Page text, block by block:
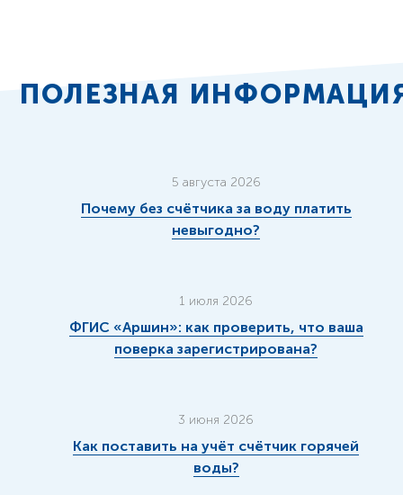
ПОЛЕЗНАЯ
5 августа 2026
Почему без счётчика за воду платить
невыгодно?
1 июля 2026
ФГИС «Аршин»: как проверить, что ваша
поверка зарегистрирована?
3 июня 2026
Как поставить на учёт счётчик горячей
воды?